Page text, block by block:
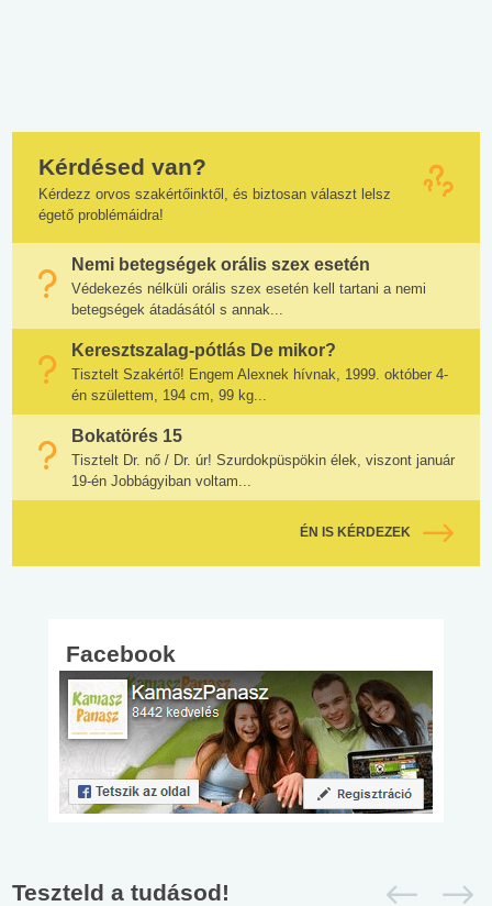
Kérdésed van?
Kérdezz orvos szakértőinktől, és biztosan választ lelsz
égető problémáidra!
Nemi betegségek orális szex esetén
Védekezés nélküli orális szex esetén kell tartani a nemi
betegségek átadásától s annak...
Keresztszalag-pótlás De mikor?
Tisztelt Szakértő! Engem Alexnek hívnak, 1999. október 4-
én születtem, 194 cm, 99 kg...
Bokatörés 15
Tisztelt Dr. nő / Dr. úr! Szurdokpüspökin élek, viszont január
19-én Jobbágyiban voltam...
ÉN IS KÉRDEZEK
Facebook
Teszteld a tudásod!